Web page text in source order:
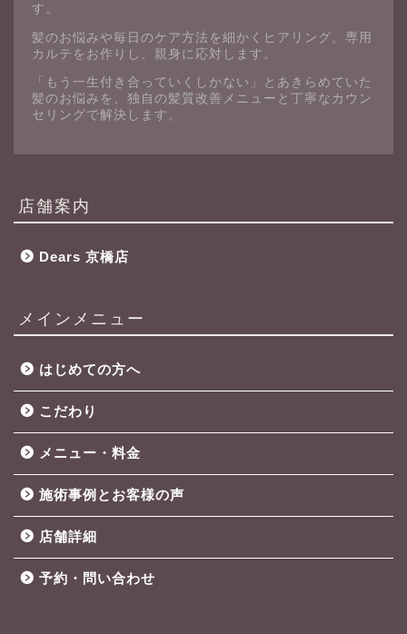
す。
髪のお悩みや毎日のケア方法を細かくヒアリング。専用
カルテをお作りし、親身に応対します。
「もう一生付き合っていくしかない」とあきらめていた
髪のお悩みを、独自の髪質改善メニューと丁寧なカウン
セリングで解決します。
店舗案内
Dears 京橋店
メインメニュー
はじめての方へ
こだわり
メニュー・料金
施術事例とお客様の声
店舗詳細
予約・問い合わせ